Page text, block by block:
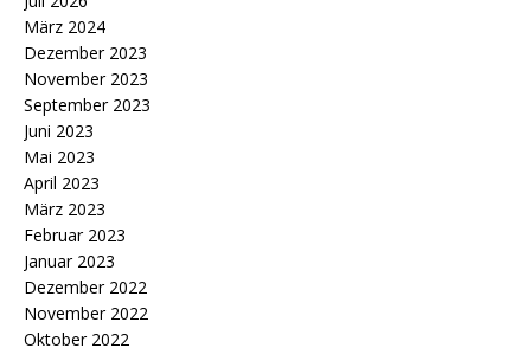
März 2024
Dezember 2023
November 2023
September 2023
Juni 2023
Mai 2023
April 2023
März 2023
Februar 2023
Januar 2023
Dezember 2022
November 2022
Oktober 2022